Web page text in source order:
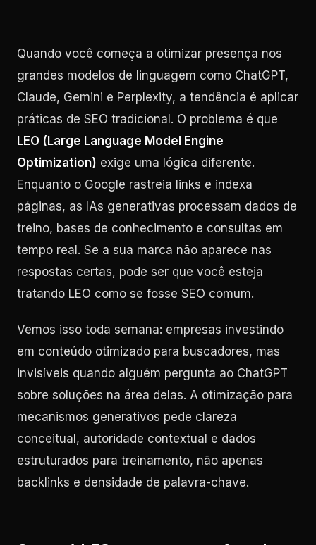
Quando você começa a otimizar presença nos
grandes modelos de linguagem como ChatGPT,
Claude, Gemini e Perplexity, a tendência é aplicar
práticas de SEO tradicional. O problema é que
LEO (Large Language Model Engine
Optimization) exige uma lógica diferente.
Enquanto o Google rastreia links e indexa
páginas, as IAs generativas processam dados de
treino, bases de conhecimento e consultas em
tempo real. Se a sua marca não aparece nas
respostas certas, pode ser que você esteja
tratando LEO como se fosse SEO comum.
Vemos isso toda semana: empresas investindo
em conteúdo otimizado para buscadores, mas
invisíveis quando alguém pergunta ao ChatGPT
sobre soluções na área delas. A otimização para
mecanismos generativos pede clareza
conceitual, autoridade contextual e dados
estruturados para treinamento, não apenas
backlinks e densidade de palavra-chave.